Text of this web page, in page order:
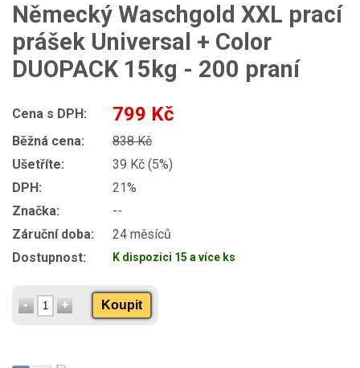
Německý Waschgold XXL prací
prášek Universal + Color
DUOPACK 15kg - 200 praní
Cena s DPH: 799 Kč
Běžná cena:
838 Kč
Ušetříte:
39 Kč (5%)
DPH:
21%
Značka:
--
Záruční doba:
24 měsíců
Dostupnost:
K dispozici 15 a více ks
Koupit